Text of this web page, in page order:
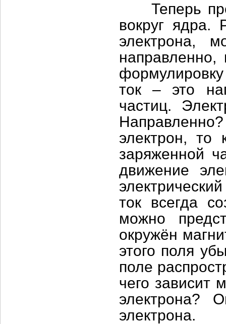
Теперь
вокруг ядра.
электрона,
формулировку
ток – это
частиц.
электрон, то
заряженной
движение
ток всегда
можно
окружён
этого поля
поле
чего зависит
электрона?
электрона.